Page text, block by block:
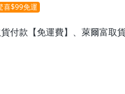
喜$99免運
貨付款【免運費】、萊爾富取